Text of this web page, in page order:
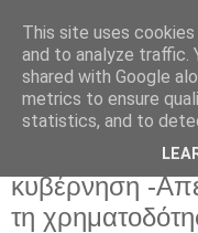
Παρασκευή 5
Τελεσίγραφο
κυβέρνηση -
τη
This site uses
and to analyze traffic.
shared with Google
metrics to ensure
statistics, and to